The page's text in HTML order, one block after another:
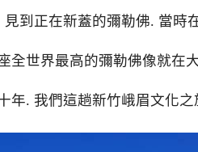
到正在新蓋的彌勒佛. 當時
全世界最高的彌勒佛像就在
年. 我們這趟新竹峨眉文化